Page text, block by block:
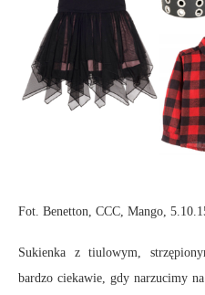
Fot. Benetton, CCC, Mango,
Sukienka z tiulowym,
bardzo ciekawie, gdy narzucimy